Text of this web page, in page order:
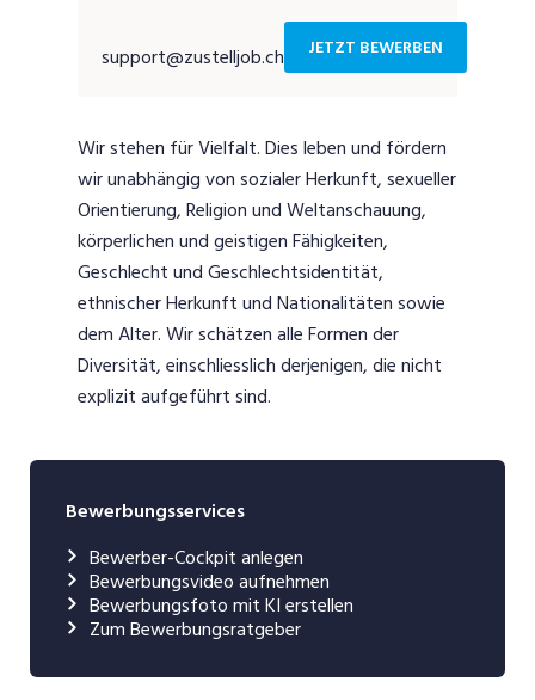
support@zustelljob.ch JETZT BEWERBEN
Wir stehen für Vielfalt. Dies leben und fördern
wir unabhängig von sozialer Herkunft, sexueller
Orientierung, Religion und Weltanschauung,
körperlichen und geistigen Fähigkeiten,
Geschlecht und Geschlechtsidentität,
ethnischer Herkunft und Nationalitäten sowie
dem Alter. Wir schätzen alle Formen der
Diversität, einschliesslich derjenigen, die nicht
explizit aufgeführt sind.
Bewerbungsservices
Bewerber-Cockpit anlegen
Bewerbungsvideo aufnehmen
Bewerbungsfoto mit KI erstellen
Zum Bewerbungsratgeber